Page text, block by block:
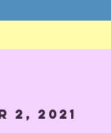
2, 2021